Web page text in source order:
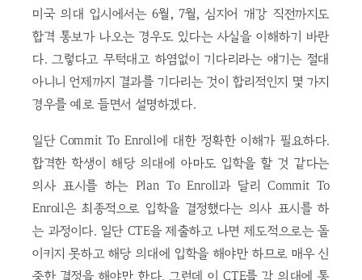
미국 의대 입시에서는 6월, 7월, 심지어 개강 직전까지도
합격 통보가 나오는 경우도 있다는 사실을 이해하기 바란
다. 그렇다고 무턱대고 하염없이 기다리라는 얘기는 절대
아니니 언제까지 결과를 기다리는 것이 합리적인지 몇 가지
경우를 예로 들면서 설명하겠다.
일단 Commit To Enroll에 대한 정확한 이해가 필요하다.
합격한 학생이 해당 의대에 아마도 입학을 할 것 같다는
의사 표시를 하는 Plan To Enroll과 달리 Commit To
Enroll은 최종적으로 입학을 결정했다는 의사 표시를 하
는 과정이다. 일단 CTE을 제출하고 나면 제도적으로는 돌
이키지 못하고 해당 의대에 입학을 해야만 하므로 매우 신
중한 결정을 해야만 한다. 그런데 이 CTE를 각 의대에 통